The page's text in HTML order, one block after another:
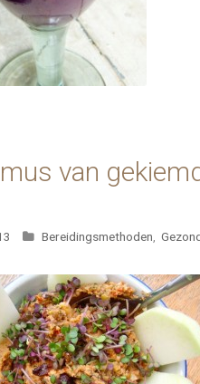
van
Categorieën
Bereidingsmethoden